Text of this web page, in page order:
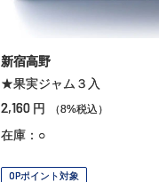
新宿高野
★果実ジャム３入
2,160 円 （8%税込）
在庫：○
OPポイント対象